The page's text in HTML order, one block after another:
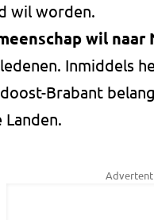
wil worden.
wil naar
Inmiddels
Brabant